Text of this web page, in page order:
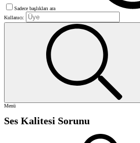
Sadece başlıkları ara
Kullanıcı:
Menü
Ses Kalitesi Sorunu